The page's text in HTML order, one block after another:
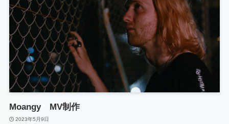
Moangy MV制作
2023年5月9日